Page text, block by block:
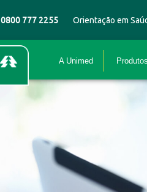
0800 777 2255 Orientação em
A Unimed Produtos